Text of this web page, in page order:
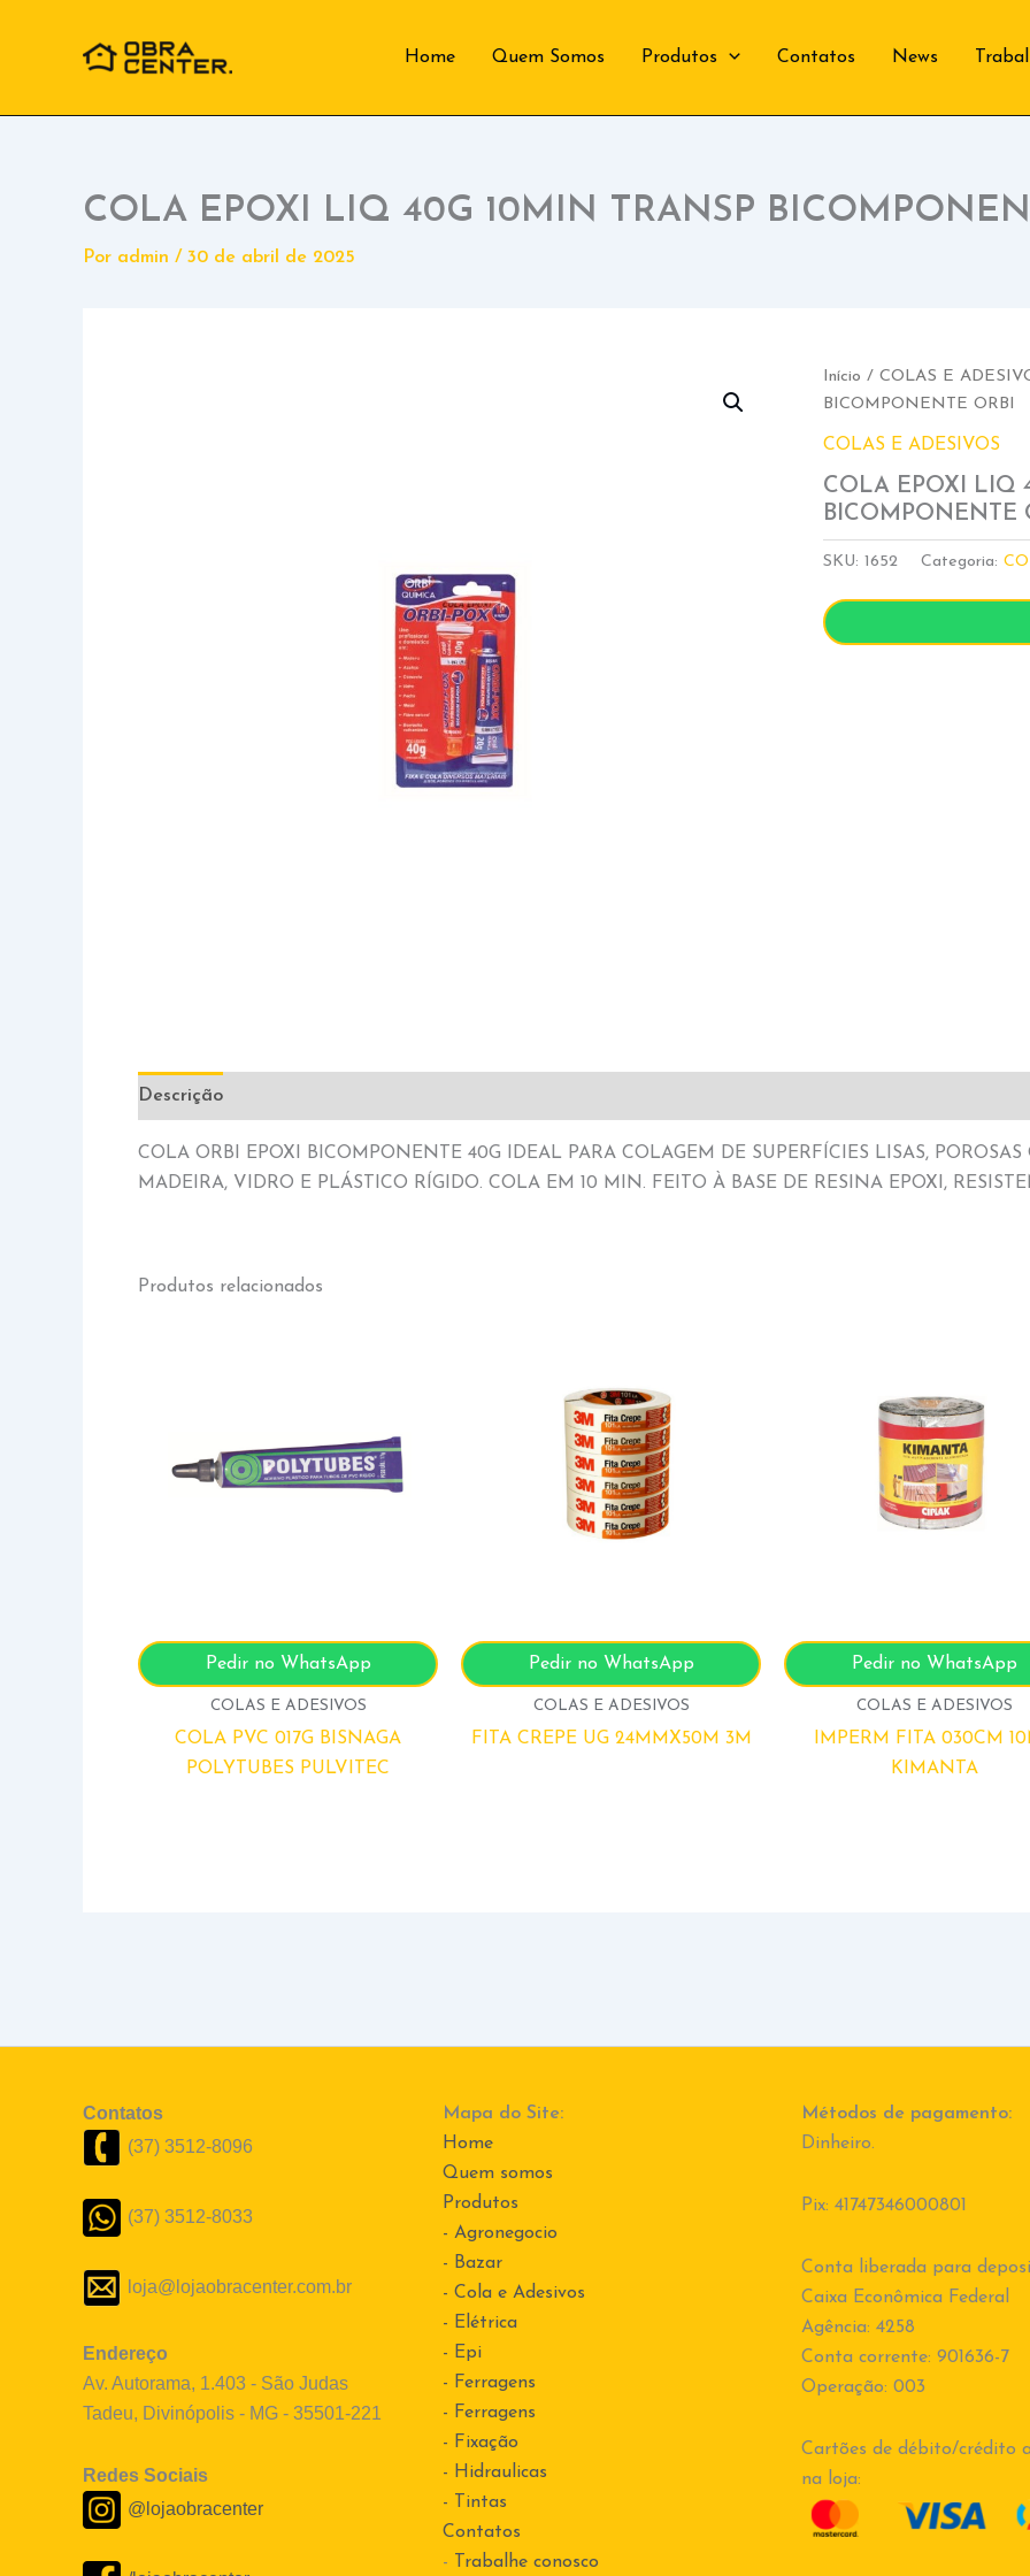
Home Quem Somos Produtos Contatos News
COLA EPOXI LIQ 40G 10MIN TRANSP
Por admin / 30 de abril de 2025
Início /COLAS E
BICOMPONENTE ORBI
COLAS E ADESIVOS
COLA EPOXI LIQ
BICOMPONENTE
SKU:1652 Categoria:
Descrição
COLA ORBI EPOXI BICOMPONENTE 40G IDEAL PARA COLAGEM DE SUPERFÍCIES LISAS,
MADEIRA, VIDRO E PLÁSTICO RÍGIDO. COLA EM 10 MIN. FEITO À BASE DE RESINA EPOXI,
Produtos relacionados
Pedir no WhatsApp
COLAS E ADESIVOS
COLA PVC 017G BISNAGA
POLYTUBES PULVITEC
Pedir no WhatsApp
COLAS E ADESIVOS
FITA CREPE UG 24MMX50M 3M
Pedir no WhatsApp
COLAS E ADESIVOS
IMPERM FITA 030CM
KIMANTA
Contatos
(37) 3512-8096
(37) 3512-8033
loja@lojaobracenter.com.br
Endereço
Av. Autorama, 1.403 - São Judas
Tadeu, Divinópolis - MG - 35501-221
Redes Sociais
@lojaobracenter
Mapa do Site:
Home
Quem somos
Produtos
- Agronegocio
- Bazar
- Cola e Adesivos
- Elétrica
- Epi
- Ferragens
- Ferragens
- Fixação
- Hidraulicas
- Tintas
Contatos
-
Trabalhe conosco
Métodos de pagamento:
Dinheiro.
Pix: 41747346000801
Conta liberada para
Caixa Econômica Federal
Agência: 4258
Conta corrente: 901636-7
Operação: 003
Cartões de débito/crédito
na loja: